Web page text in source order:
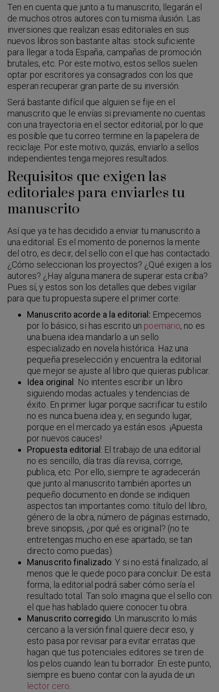
Ten en cuenta que junto a tu manuscrito, llegarán el
de muchos otros autores con tu misma ilusión. Las
inversiones que realizan esas editoriales en sus
nuevos libros son bastante altas: stock suficiente
para llegar a toda España, campañas de promoción
brutales, etc. Por este motivo, estos sellos suelen
optar por escritores ya consagrados con los que
esperan recuperar gran parte de su inversión.
Será bastante difícil que alguien se fije en el
manuscrito que le envías si previamente no cuentas
con una trayectoria en el sector editorial, por lo que
es posible que tu correo termine en la papelera de
reciclaje. Por este motivo, quizás, enviarlo a sellos
independientes tenga mejores resultados.
Requisitos que exigen las
editoriales para enviarles tu
manuscrito
Así que ya te has decidido a enviar tu manuscrito a
una editorial. Es el momento de ponernos la mente
del otro, es decir, del sello con el que has contactado.
¿Cómo seleccionan los proyectos? ¿Qué exigen a los
autores? ¿Hay alguna manera de superar esta criba?
Pues sí, y estos son los detalles que debes vigilar
para que tu propuesta supere el primer corte:
Manuscrito acorde a la editorial: Empecemos
por lo básico, si has escrito un poemario, no es
una buena idea mandarlo a un sello
especializado en novela histórica. Haz una
pequeña preselección y encuentra la editorial
que mejor se ajuste al libro que quieras publicar.
Idea original : No intentes escribir un libro
siguiendo modas actuales y tendencias de
éxito. En primer lugar porque sacrificar tu estilo
no es nunca buena idea y, en segundo lugar,
porque en el mercado ya están esos. ¡Apuesta
por nuevos cauces!
Propuesta editorial : El trabajo de una editorial
no es sencillo, día tras día revisa, corrige,
publica, etc. Por ello, siempre te agradecerán
que junto al manuscrito también aportes un
pequeño documento en donde se indiquen
aspectos tan importantes como: título del libro,
género de la obra, número de páginas estimado,
breve sinopsis, ¿por qué es original? (no te
entretengas mucho en ese apartado, se tan
directo como puedas).
Manuscrito finalizado: Y si no está finalizado, al
menos que le quede poco para concluir. De esta
forma, la editorial podrá saber cómo sería el
resultado total. Tan solo imagina que el sello con
el que has hablado quiere conocer tu obra.
Manuscrito corregido: Un manuscrito lo más
cercano a la versión final quiere decir eso, y
esto pasa por revisar para evitar erratas que
hagan que tus potenciales editores se tiren de
los pelos cuando lean tu borrador. En este punto,
siempre es bueno contar con la ayuda de un
lector cero.